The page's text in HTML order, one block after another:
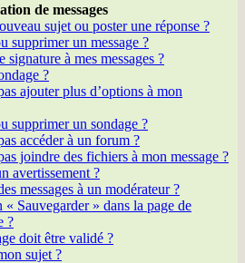
de messages
sujet ou poster une réponse ?
supprimer un message ?
à mes messages ?
?
ajouter plus d’options à mon
supprimer un sondage ?
accéder à un forum ?
joindre des fichiers à mon message ?
avertissement ?
messages à un modérateur ?
Sauvegarder » dans la page de
?
doit être validé ?
sujet ?